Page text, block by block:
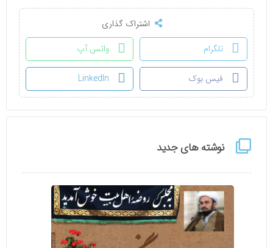
نوشته های جدید
اشتراک گذاری
تلگرام
واتس آپ
فیس بوک LinkedIn